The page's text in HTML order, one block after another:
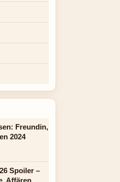
Freundin,
2024
Spoiler –
Affären